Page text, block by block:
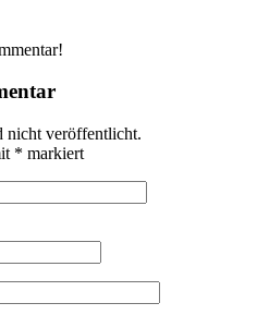
nicht veröffentlicht.
* markiert